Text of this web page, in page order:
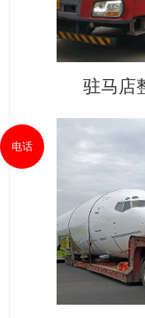
驻马店
电话